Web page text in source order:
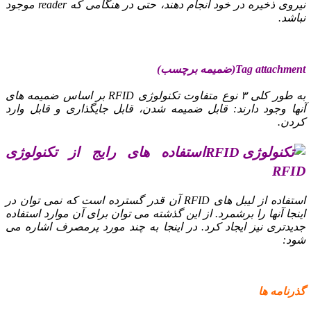
نیروی ذخیره در خود انجام دهند، حتی در هنگامی که reader موجود
نباشد.
Tag attachment(ضمیمه برچسب)
به طور کلی ۳ نوع متفاوت تکنولوژی RFID بر اساس ضمیمه های
آنها وجود دارند: قابل ضمیمه شدن، قابل جایگذاری و قابل وارد
کردن.
استفاده های رایج از تکنولوژی
RFID
استفاده از لیبل های RFID آن قدر گسترده است که نمی توان در
اینجا آنها را برشمرد. از این گذشته می توان برای آن موارد استفاده
جدیدتری نیز ایجاد کرد. در اینجا به چند مورد پرمصرف اشاره می
شود:
گذرنامه ها